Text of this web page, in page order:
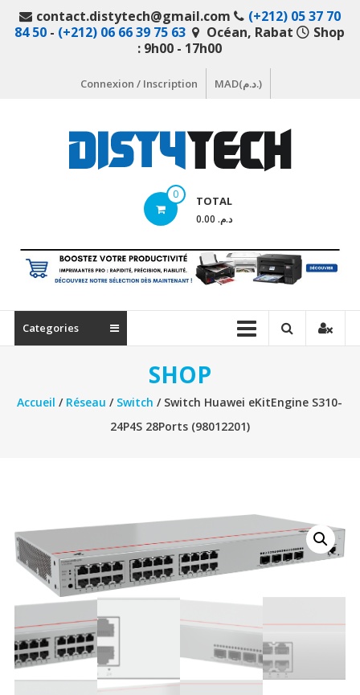
contact.distytech@gmail.com
(+212) 05 37 70
84 50 - (+212) 06 66 39 75 63 Océan, Rabat
Shop
: 9h00 - 17h00
Connexion / Inscription MAD(د.م.)
en
ligne
matériel
informatique
0 TOTAL
د.م. 0.00
Categories
SHOP
Accueil / Réseau / Switch / Switch Huawei eKitEngine S310-
24P4S 28Ports (98012201)